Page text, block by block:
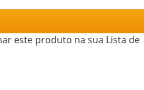
este produto na sua Lista de